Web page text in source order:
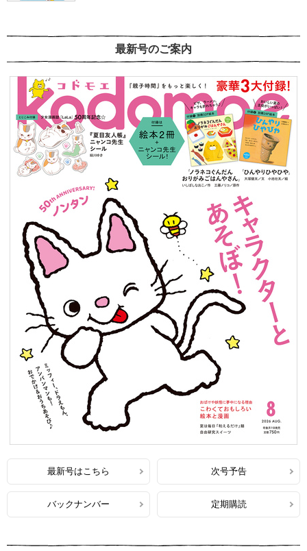
最新号のご案内
最新号はこちら 次号予告
バックナンバー 定期購読